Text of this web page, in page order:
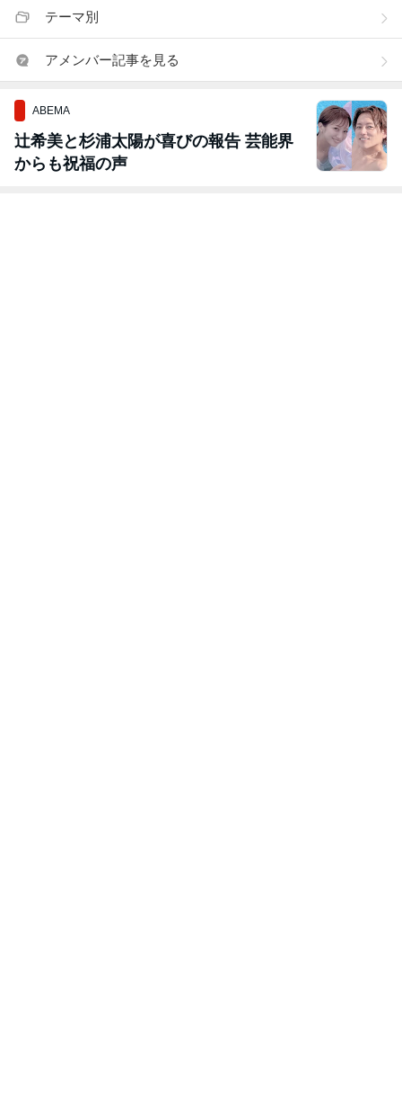
テーマ別
アメンバー記事を見る
ABEMA
辻希美と杉浦太陽が喜びの報告 芸能界
からも祝福の声